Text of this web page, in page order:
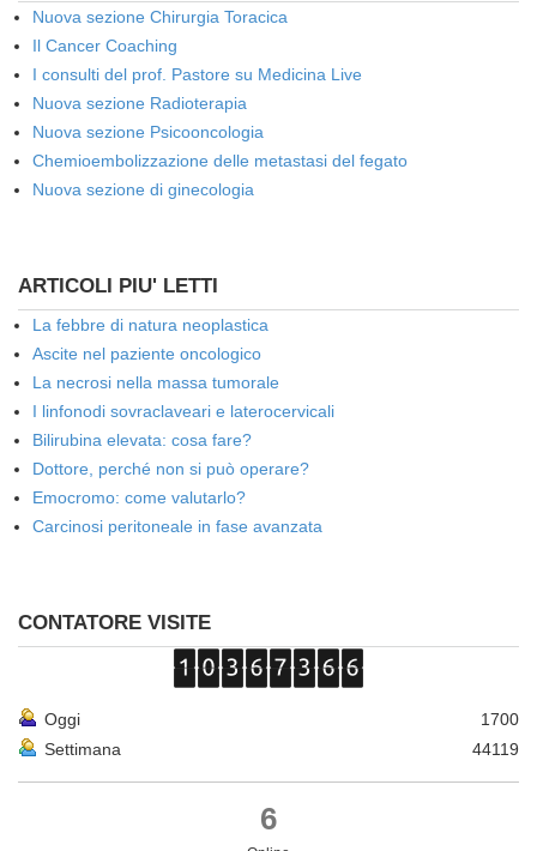
Nuova sezione Chirurgia Toracica
Il Cancer Coaching
I consulti del prof. Pastore su Medicina Live
Nuova sezione Radioterapia
Nuova sezione Psicooncologia
Chemioembolizzazione delle metastasi del fegato
Nuova sezione di ginecologia
ARTICOLI PIU' LETTI
La febbre di natura neoplastica
Ascite nel paziente oncologico
La necrosi nella massa tumorale
I linfonodi sovraclaveari e laterocervicali
Bilirubina elevata: cosa fare?
Dottore, perché non si può operare?
Emocromo: come valutarlo?
Carcinosi peritoneale in fase avanzata
CONTATORE VISITE
Oggi
1700
Settimana
44119
6